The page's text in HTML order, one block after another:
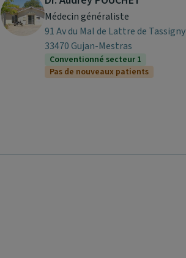
Médecin généraliste
91 Av du Mal de Lattre de Tassigny
33470 Gujan-Mestras
Conventionné secteur 1
Pas de nouveaux patients